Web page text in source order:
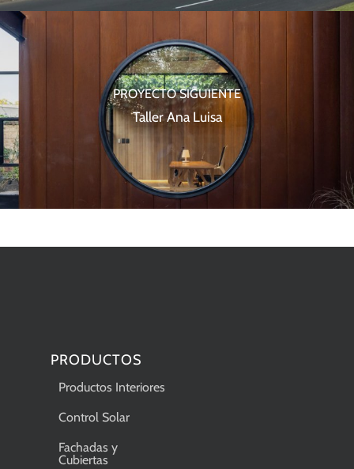
PROYECTO SIGUIENTE
Taller Ana Luisa
PRODUCTOS
Productos Interiores
Control Solar
Fachadas y
Cubiertas